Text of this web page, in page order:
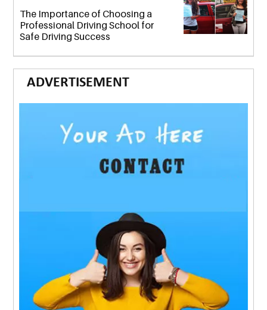
The Importance of Choosing a
Professional Driving School for
Safe Driving Success
ADVERTISEMENT